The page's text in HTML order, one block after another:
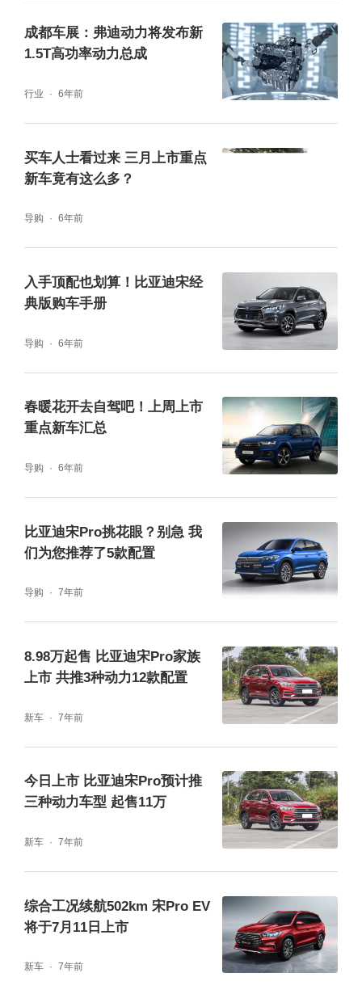
成都车展：弗迪动力将发布新
1.5T高功率动力总成
行业 6年前
买车人士看过来 三月上市重点
新车竟有这么多？
导购 6年前
入手顶配也划算！比亚迪宋经
典版购车手册
导购 6年前
春暖花开去自驾吧！上周上市
重点新车汇总
导购 6年前
比亚迪宋Pro挑花眼？别急 我
们为您推荐了5款配置
导购 7年前
8.98万起售 比亚迪宋Pro家族
上市 共推3种动力12款配置
新车 7年前
今日上市 比亚迪宋Pro预计推
三种动力车型 起售11万
新车 7年前
综合工况续航502km 宋Pro EV
将于7月11日上市
新车 7年前